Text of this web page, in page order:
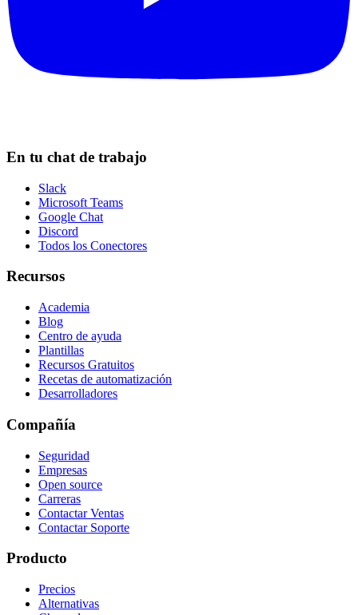
En tu chat de trabajo
Slack
Microsoft Teams
Google Chat
Discord
Todos los Conectores
Recursos
Academia
Blog
Centro de ayuda
Plantillas
Recursos Gratuitos
Recetas de automatización
Desarrolladores
Compañía
Seguridad
Empresas
Open source
Carreras
Contactar Ventas
Contactar Soporte
Producto
Precios
Alternativas